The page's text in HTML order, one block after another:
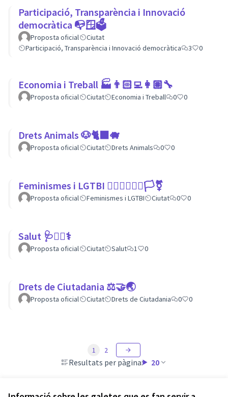
Participació, Transparència i Innovació
democràtica 📭🪟🗳
Proposta oficial
Ciutat
Participació, Transparència i Innovació democràtica
3 0
Economia i Treball 🏭👨🏻‍💻👩🏽‍🔧
Proposta oficial Ciutat Economia i Treball 0 0
Drets Animals 🐶🐈‍⬛️🐗
Proposta oficial Ciutat Drets Animals 0 0
Feminismes i LGTBI 💁🏽‍♀👩‍❤️‍👩🏳️‍⚧️
Proposta oficial Feminismes i LGTBI Ciutat 0 0
Salut 🩺👩‍⚕️⚕
Proposta oficial Ciutat Salut 1 0
Drets de Ciutadania ⚖️🤝🌏
Proposta oficial Ciutat Drets de Ciutadania 0 0
Resultats per pàgina: 20
1 2